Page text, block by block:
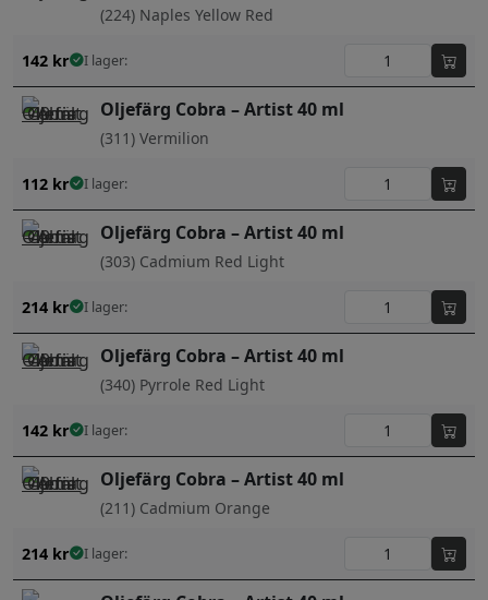
(224) Naples Yellow Red
142 kr I lager:
Oljefärg Cobra – Artist 40 ml
(311) Vermilion
112 kr I lager:
Oljefärg Cobra – Artist 40 ml
(303) Cadmium Red Light
214 kr I lager:
Oljefärg Cobra – Artist 40 ml
(340) Pyrrole Red Light
142 kr I lager:
Oljefärg Cobra – Artist 40 ml
(211) Cadmium Orange
214 kr I lager: